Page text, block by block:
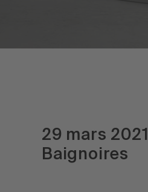
29 mars 2021
Baignoires